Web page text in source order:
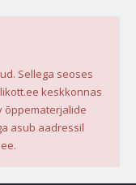
Sellega seoses
keskkonnas
õppematerjalide
asub aadressil